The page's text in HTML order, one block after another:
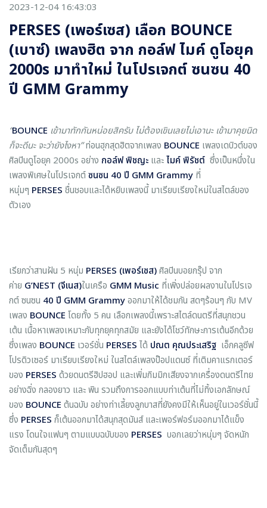
2023-12-04 16:43:03
PERSES (เพอร์เซส) เลือก BOUNCE
(เบาซ์) เพลงฮิต จาก กอล์ฟ ไมค์ ดูโอยุค
2000s มาทำใหม่ ในโปรเจกต์ ซนซน 40
ปี GMM Grammy
“BOUNCE เข้ามาทักกันหน่อยสิครับ ไม่ต้องเขินเลยไม่เอานะ เข้ามาคุยนิด
ก็จะดีนะ จะว่ายังไงหา”ท่อนฮุกสุดฮิตจากเพลง BOUNCE เพลงเดบิวต์ของ
ศิลปินดูโอยุค 2000s อย่าง กอล์ฟ พิชญะ และไมค์ พิรัชต์ ซึ่งเป็นหนึ่งใน
เพลงพิเศษในโปรเจกต์ซนซน 40 ปี GMM Grammy ที่
หนุ่มๆ PERSES ชื่นชอบและได้หยิบเพลงนี้ มาเรียบเรียงใหม่ในสไตล์ของ
ตัวเอง
เรียกว่าสานฝัน 5 หนุ่ม PERSES (เพอร์เซส)ศิลปินบอยกรุ๊ป จาก
ค่าย G’NEST (จีเนส)ในเครือ GMM Music ที่เพิ่งปล่อยผลงานในโปรเจ
กต์ ซนซน 40 ปี GMM Grammyออกมาให้ได้ชมกัน สดๆร้อนๆ กับ MV
เพลง BOUNCE โดยทั้ง 5 คน เลือกเพลงนี้เพราะสไตล์ดนตรีที่สนุกชวน
เต้น เนื้อหาเพลงเหมาะกับทุกยุคทุกสมัย และยังได้โชว์ทักษะการเต้นอีกด้วย
ซึ่งเพลง BOUNCE เวอร์ชั่น PERSES ได้ ปณต คุณประเสริฐ เอ็กคลูซีฟ
โปรดิวเซอร์ มาเรียบเรียงใหม่ ในสไตล์เพลงป๊อปแดนซ์ ที่เติมคาแรกเตอร์
ของ PERSES ด้วยดนตรีฮิปฮอป และเพิ่มกิมมิกเสียงจากเครื่องดนตรีไทย
อย่างฉิ่ง กลองยาว และ พิน รวมถึงการออกแบบท่าเต้นที่ไม่ทิ้งเอกลักษณ์
ของ BOUNCE ต้นฉบับ อย่างท่าเลี้ยงลูกบาสที่ยังคงมีให้เห็นอยู่ในเวอร์ชั่นนี้
ซึ่ง PERSES ก็เต้นออกมาได้สนุกสุดมันส์ และเพอร์ฟอร์มออกมาได้แข็ง
แรง โดนใจแฟนๆ ตามแบบฉบับของ PERSES บอกเลยว่าหนุ่มๆ จัดหนัก
จัดเต็มกันสุดๆ